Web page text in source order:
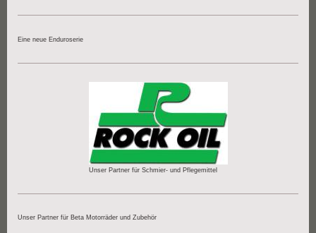
Eine neue Enduroserie
Unser Partner für Schmier- und Pflegemittel
Unser Partner für Beta Motorräder und Zubehör